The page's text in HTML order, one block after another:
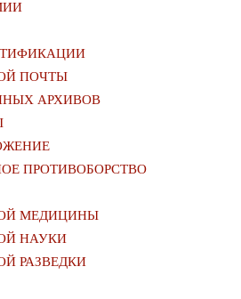
ПОЧТЫ
АРХИВОВ
ПРОТИВОБОРСТВО
МЕДИЦИНЫ
НАУКИ
РАЗВЕДКИ